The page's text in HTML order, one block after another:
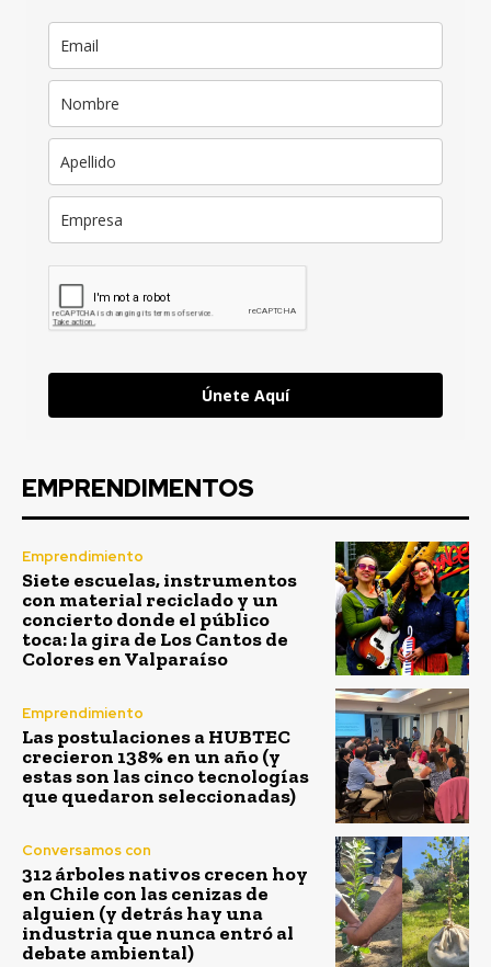
Únete Aquí
EMPRENDIMENTOS
Emprendimiento
Siete escuelas, instrumentos
con material reciclado y un
concierto donde el público
toca: la gira de Los Cantos de
Colores en Valparaíso
Emprendimiento
Las postulaciones a HUBTEC
crecieron 138% en un año (y
estas son las cinco tecnologías
que quedaron seleccionadas)
Conversamos con
312 árboles nativos crecen hoy
en Chile con las cenizas de
alguien (y detrás hay una
industria que nunca entró al
debate ambiental)